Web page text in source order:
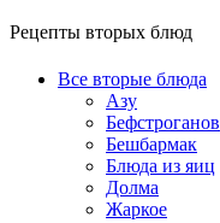
Рецепты вторых блюд
Все вторые блюда
Азу
Бефстроганов
Бешбармак
Блюда из яиц
Долма
Жаркое